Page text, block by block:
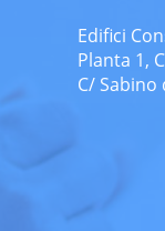
Edifici
Planta 1,
C/ Sabino